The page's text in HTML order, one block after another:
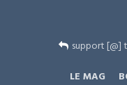
support [@]
LE MAG